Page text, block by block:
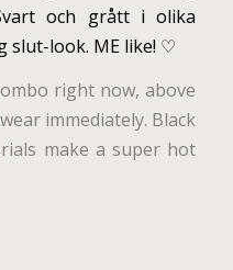
och grått i olika
slut-look. ME like! ♡
right now, above
immediately. Black
make a super hot